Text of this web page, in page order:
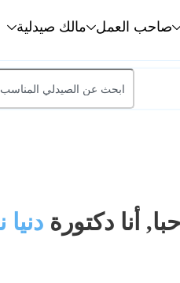
صاحب العمل مالك صيدلية
أنا دكتورة دنيا